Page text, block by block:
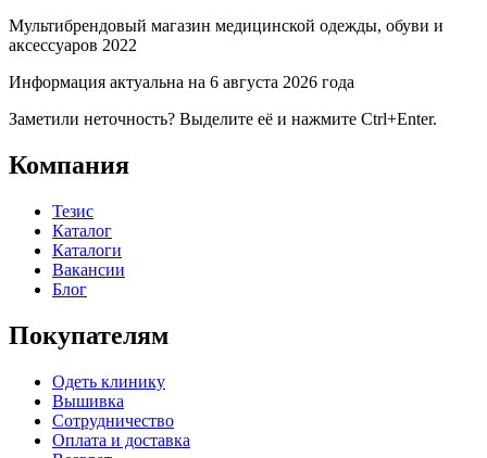
Мультибрендовый магазин медицинской одежды, обуви и
аксессуаров 2022
Информация актуальна на 6 августа 2026 года
Заметили неточность? Выделите её и нажмите Ctrl+Enter.
Компания
Тезис
Каталог
Каталоги
Вакансии
Блог
Покупателям
Одеть клинику
Вышивка
Сотрудничество
Оплата и доставка